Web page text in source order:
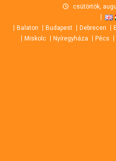
content
csütörtök,
Balaton Budapest Debrecen
Miskolc
Nyíregyháza Pécs